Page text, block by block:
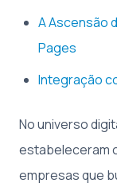
A Ascensão
Pages
Integração
No universo
estabeleceram
empresas que